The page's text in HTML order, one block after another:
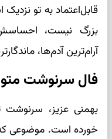
قابل‌اعتماد به تو
بزرگ نیست،
آرام‌ترین آدم‌ها،
فال سرنوشت
بهمنی عزیز، سرنوشت
خورده است. موضوعی